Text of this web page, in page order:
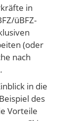
in
üBFZ-
(oder
nach
in die
des
Vorteile